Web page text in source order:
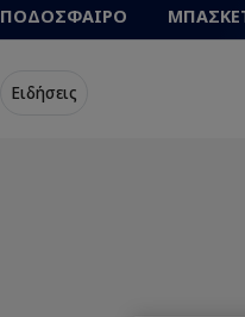
ΠΟΔΟΣΦΑΙΡΟ
Ειδήσεις